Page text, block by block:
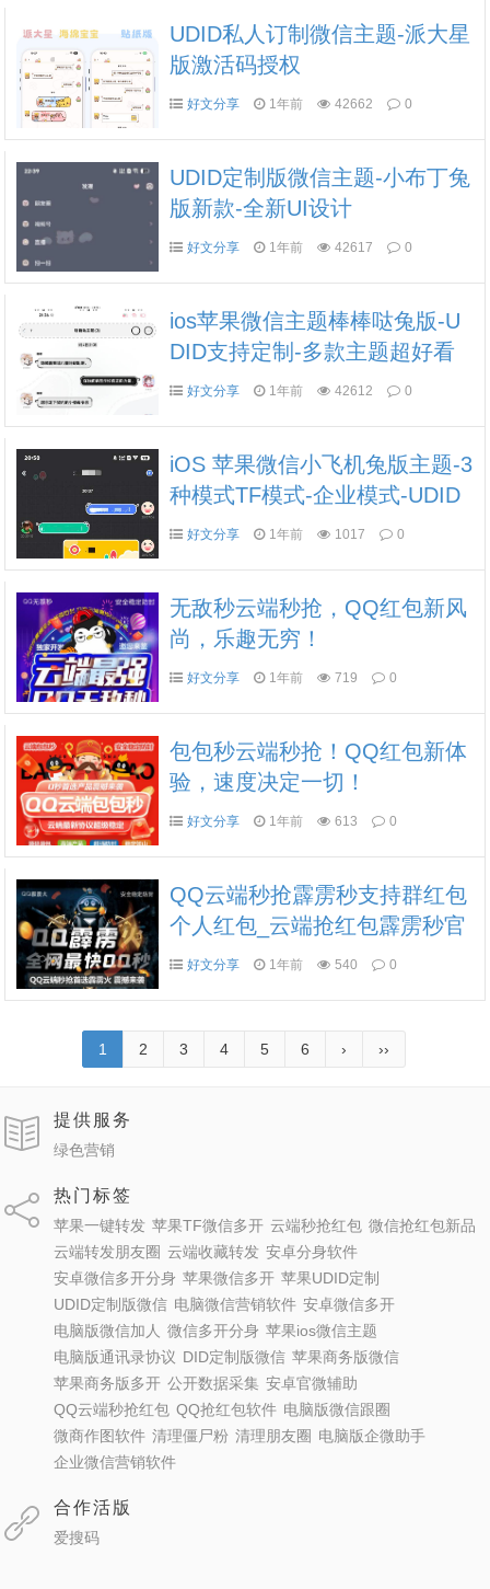
UDID私人订制微信主题-派大星
版激活码授权
好文分享 1年前 42662 0
UDID定制版微信主题-小布丁兔
版新款-全新UI设计
好文分享 1年前 42617 0
ios苹果微信主题棒棒哒兔版-U
DID支持定制-多款主题超好看
好文分享 1年前 42612 0
iOS 苹果微信小飞机兔版主题-3
种模式TF模式-企业模式-UDID
定制模式
好文分享 1年前 1017 0
无敌秒云端秒抢，QQ红包新风
尚，乐趣无穷！
好文分享 1年前 719 0
包包秒云端秒抢！QQ红包新体
验，速度决定一切！
好文分享 1年前 613 0
QQ云端秒抢霹雳秒支持群红包
个人红包_云端抢红包霹雳秒官
网好文分享 1年前 540 0
1 2 3 4 5 6 › ››
提供服务
绿色营销
热门标签
苹果一键转发 苹果TF微信多开 云端秒抢红包 微信抢红包新品
云端转发朋友圈 云端收藏转发 安卓分身软件
安卓微信多开分身 苹果微信多开 苹果UDID定制
UDID定制版微信 电脑微信营销软件 安卓微信多开
电脑版微信加人 微信多开分身 苹果ios微信主题
电脑版通讯录协议 DID定制版微信 苹果商务版微信
苹果商务版多开 公开数据采集 安卓官微辅助
QQ云端秒抢红包 QQ抢红包软件 电脑版微信跟圈
微商作图软件 清理僵尸粉 清理朋友圈 电脑版企微助手
企业微信营销软件
合作活版
爱搜码